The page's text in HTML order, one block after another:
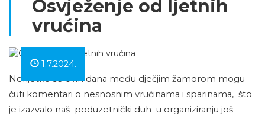
Osvježenje od ljetnih
vrućina
1.7.2024.
Nerijetko se ovih dana među dječjim žamorom mogu
čuti komentari o nesnosnim vrućinama i sparinama, što
je izazvalo naš poduzetnički duh u organiziranju još